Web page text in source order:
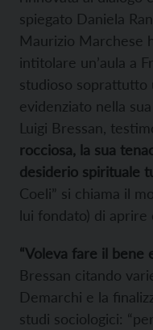
spiegato Daniela
Maurizio Marchese
intitolare un’aula a
studioso soprattutto
evidenziato nella
Luigi Bressan,
rocciosa, la sua
desiderio spirituale
Coeli” si chiama il
lui fondato) di
“Voleva fare il bene
Bressan citando
Demarchi e la
studi sociologici: